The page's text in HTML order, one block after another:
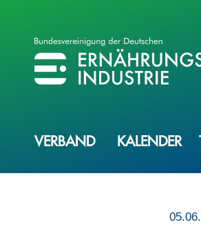
BVE
BUNDESVEREINIGUNG DER ERNÄHRUNGSINDUSTRIE
VERBAND KALENDER